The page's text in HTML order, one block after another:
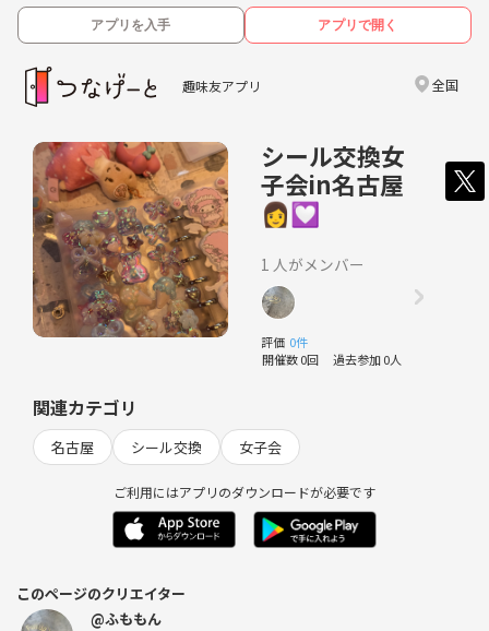
アプリを入手 アプリで開く
趣味友アプリ 全国
シール交換女
子会in名古屋
👩💟
1 人がメンバー
評価 0件
開催数 0回 過去参加 0人
関連カテゴリ
名古屋 シール交換 女子会
ご利用にはアプリのダウンロードが必要です
このページのクリエイター
@ふももん